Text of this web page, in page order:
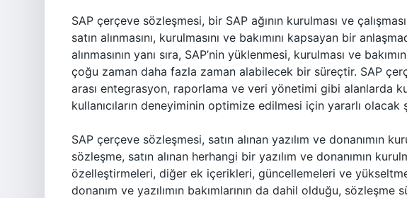
SAP çerçeve sözleşmesi, bir SAP ağının kurulması ve
satın alınmasını, kurulmasını ve bakımını kapsayan bir
alınmasının yanı sıra, SAP’nin yüklenmesi, kurulması ve
çoğu zaman daha fazla zaman alabilecek bir süreçtir. SAP
arası entegrasyon, raporlama ve veri yönetimi gibi alanlarda
kullanıcıların deneyiminin optimize edilmesi için yararlı
SAP çerçeve sözleşmesi, satın alınan yazılım ve donanımın
sözleşme, satın alınan herhangi bir yazılım ve donanımın
özelleştirmeleri, diğer ek içerikleri, güncellemeleri ve
donanım ve yazılımın bakımlarının da dahil olduğu, sözleşme